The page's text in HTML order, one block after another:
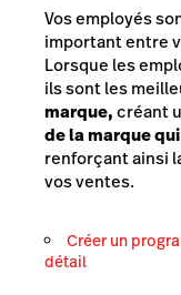
Vos employés
importantentre
Lorsque les
ils sont les
marque,créant
de la marque
renforçant ainsi
vos ventes.
Créer un
détail